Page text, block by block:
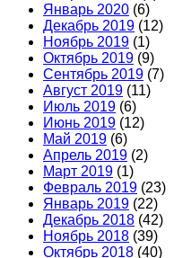
Январь 2020 (6)
Декабрь 2019 (12)
Ноябрь 2019 (1)
Октябрь 2019 (9)
Сентябрь 2019 (7)
Август 2019 (11)
Июль 2019 (6)
Июнь 2019 (12)
Май 2019 (6)
Апрель 2019 (2)
Март 2019 (1)
Февраль 2019 (23)
Январь 2019 (22)
Декабрь 2018 (42)
Ноябрь 2018 (39)
Октябрь 2018 (40)